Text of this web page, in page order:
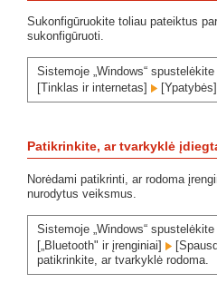
Sukonfigūruokite toliau pateiktus
sukonfigūruoti.
Sistemoje „Windows“
[Tinklas ir internetas]
[Ypatybės]
Patikrinkite, ar tvarkyklė
Norėdami patikrinti, ar rodoma
nurodytus veiksmus.
Sistemoje „Windows“
[„Bluetooth" ir įrenginiai]
patikrinkite, ar tvarkyklė rodoma.